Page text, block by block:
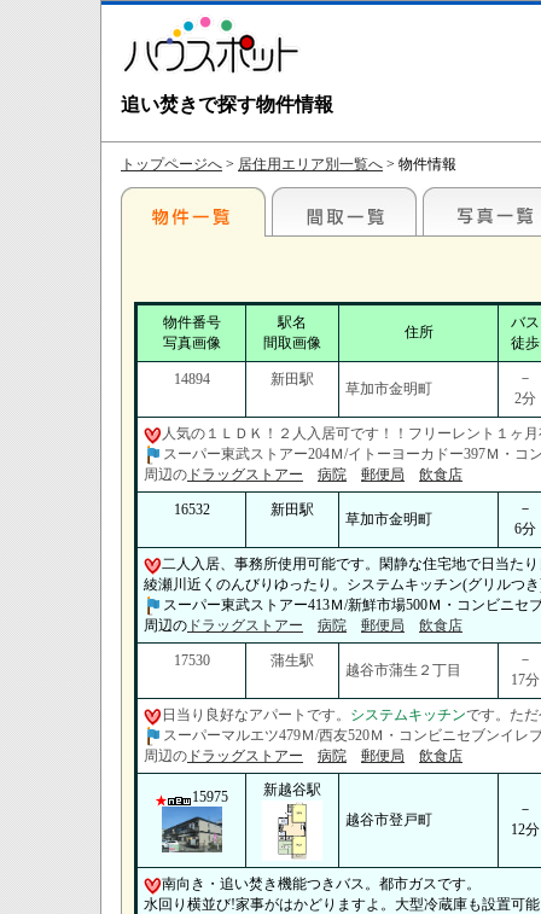
追い焚きで探す物件情報
トップページへ > 居住用エリア別一覧へ > 物件情報
物件番号
写真画像
駅名
間取画像
住所
バス
徒歩
14894 新田駅
草加市金明町
－
2分
人気の１ＬＤＫ！２人入居可です！！フリーレント１ヶ
スーパー東武ストアー204Ｍ/イトーヨーカドー397Ｍ・コ
周辺の ドラッグストアー 病院 郵便局 飲食店
16532 新田駅
草加市金明町
－
6分
二人入居、事務所使用可能です。閑静な住宅地で日当た
綾瀬川近くのんびりゆったり。システムキッチン(グリルつ
スーパー東武ストアー413Ｍ/新鮮市場500Ｍ・コンビニセ
周辺の ドラッグストアー 病院 郵便局 飲食店
17530 蒲生駅
越谷市蒲生２丁目
－
17分
日当り良好なアパートです。 システムキッチンです。た
スーパーマルエツ479Ｍ/西友520Ｍ・コンビニセブンイレ
周辺の ドラッグストアー 病院 郵便局 飲食店
15975
新越谷駅
越谷市登戸町
－
12分
南向き・追い焚き機能つきバス。都市ガスです。
水回り横並び!家事がはかどりますよ。大型冷蔵庫も設置可